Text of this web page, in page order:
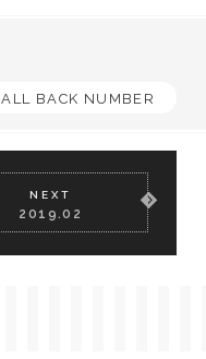
ALL BACK NUMBER
NEXT
2019.02